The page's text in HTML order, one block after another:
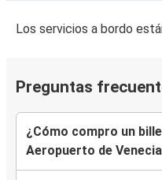
Florencia
Aeropuerto
Klagenfurt
Aeropuerto
Los servicios a bordo
Preguntas
¿Cómo compro un
Aeropuerto de